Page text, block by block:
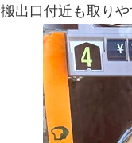
搬出口付近も取り